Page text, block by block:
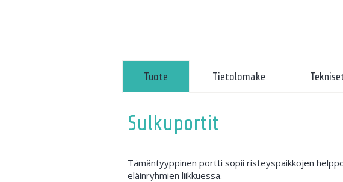
Tuote Tietolomake
Sulkuportit
Tämäntyyppinen portti sopii risteyspaikkojen
eläinryhmien liikkuessa.